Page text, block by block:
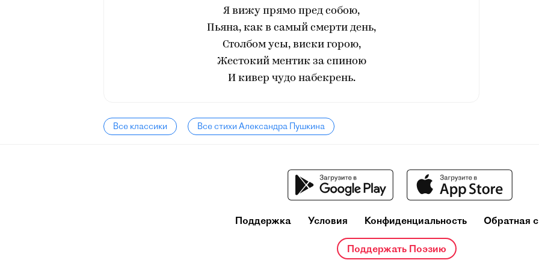
Я вижу прямо пред собою,
Пьяна, как в самый смерти день,
Столбом усы, виски горою,
Жестокий ментик за спиною
И кивер чудо набекрень.
Все классики Все стихи Александра Пушкина
Поддержка Условия Конфиденциальность Обратная
Поддержать Поэзию